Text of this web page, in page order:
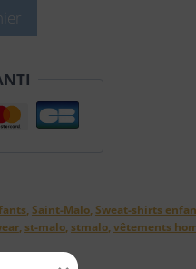
Saint-Malo, Sweat-shirts
, st-malo, stmalo, vêtements